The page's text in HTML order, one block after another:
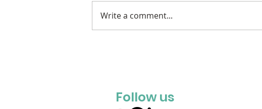
Write a comment...
Follow us